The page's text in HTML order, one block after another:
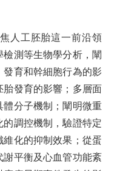
工胚胎這一前沿領
測等生物學分析，闡
育和幹細胞行為的影
發育的影響；多層面
體分子機制；闡明微重
調控機制，驗證特定
化的抑制效果；從蛋
謝平衡及心血管功能紊